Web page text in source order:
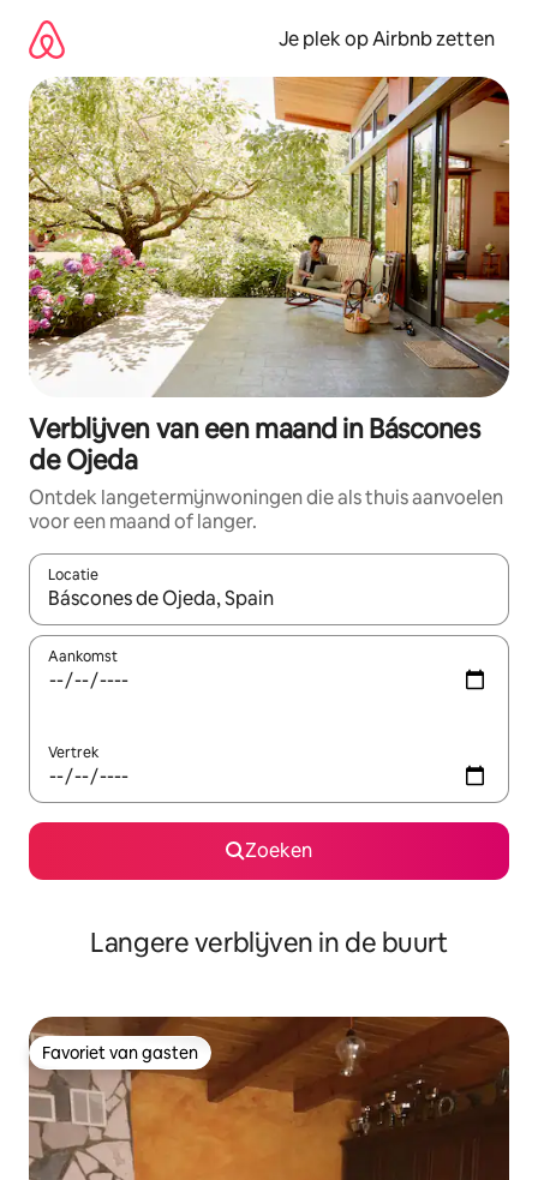
direct
naar
inhoud
Je plek op Airbnb zetten
Verblijven van een maand in Báscones
de Ojeda
Ontdek langetermijnwoningen die als thuis aanvoelen
voor een maand of langer.
Locatie
Wanneer er resultaten beschikbaar zijn, maak je een keuze
Aankomst
Vertrek
Zoeken
Langere verblijven in de buurt
Favoriet van gasten
Favoriet van gasten